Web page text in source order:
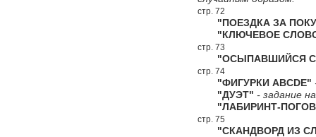
стр. 72
"ПОЕЗДКА ЗА
"КЛЮЧЕВОЕ
стр. 73
"ОСЫПАВШИЙСЯ
стр. 74
"ФИГУРКИ ABCDE"
"ДУЭТ" - задание
"ЛАБИРИНТ-
стр. 75
"СКАНДВОРД ИЗ